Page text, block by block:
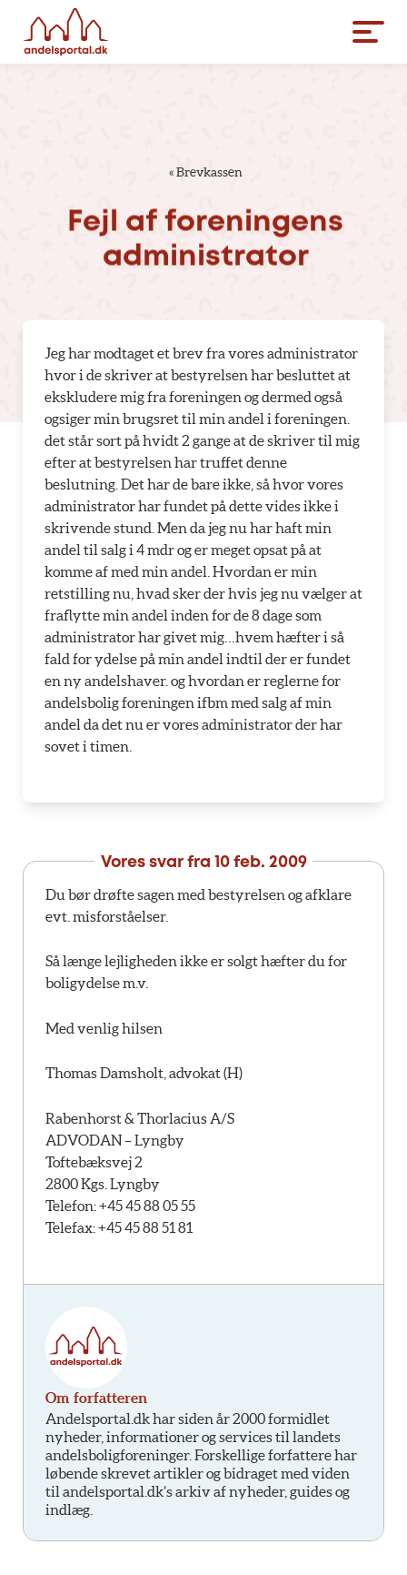
«Brevkassen
Fejl af foreningens
administrator
Jeg har modtaget et brev fra vores administrator
hvor i de skriver at bestyrelsen har besluttet at
ekskludere mig fra foreningen og dermed også
ogsiger min brugsret til min andel i foreningen.
det står sort på hvidt 2 gange at de skriver til mig
efter at bestyrelsen har truffet denne
beslutning. Det har de bare ikke, så hvor vores
administrator har fundet på dette vides ikke i
skrivende stund. Men da jeg nu har haft min
andel til salg i 4 mdr og er meget opsat på at
komme af med min andel. Hvordan er min
retstilling nu, hvad sker der hvis jeg nu vælger at
fraflytte min andel inden for de 8 dage som
administrator har givet mig…hvem hæfter i så
fald for ydelse på min andel indtil der er fundet
en ny andelshaver. og hvordan er reglerne for
andelsbolig foreningen ifbm med salg af min
andel da det nu er vores administrator der har
sovet i timen.
Vores svar fra 10 feb. 2009
Du bør drøfte sagen med bestyrelsen og afklare
evt. misforståelser.
Så længe lejligheden ikke er solgt hæfter du for
boligydelse m.v.
Med venlig hilsen
Thomas Damsholt, advokat (H)
Rabenhorst & Thorlacius A/S
ADVODAN – Lyngby
Toftebæksvej 2
2800 Kgs. Lyngby
Telefon: +45 45 88 05 55
Telefax: +45 45 88 51 81
Om forfatteren
Andelsportal.dk har siden år 2000 formidlet
nyheder, informationer og services til landets
andelsboligforeninger. Forskellige forfattere har
løbende skrevet artikler og bidraget med viden
til andelsportal.dk’s arkiv af nyheder, guides og
indlæg.